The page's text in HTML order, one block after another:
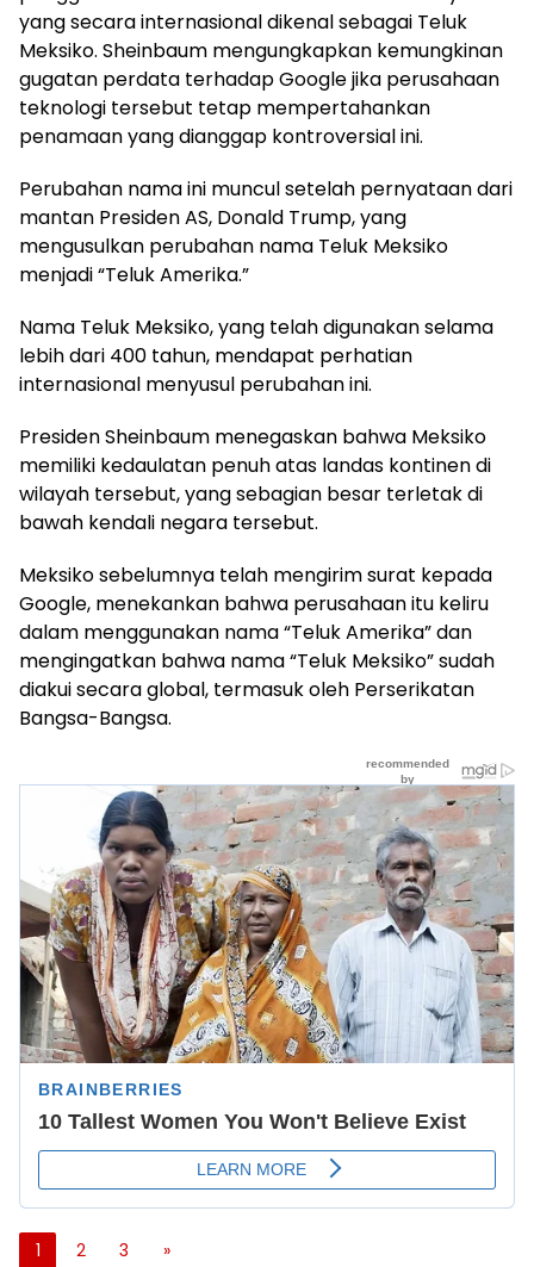
yang secara internasional dikenal sebagai Teluk
Meksiko. Sheinbaum mengungkapkan kemungkinan
gugatan perdata terhadap Google jika perusahaan
teknologi tersebut tetap mempertahankan
penamaan yang dianggap kontroversial ini.
Perubahan nama ini muncul setelah pernyataan dari
mantan Presiden AS, Donald Trump, yang
mengusulkan perubahan nama Teluk Meksiko
menjadi “Teluk Amerika.”
Nama Teluk Meksiko, yang telah digunakan selama
lebih dari 400 tahun, mendapat perhatian
internasional menyusul perubahan ini.
Presiden Sheinbaum menegaskan bahwa Meksiko
memiliki kedaulatan penuh atas landas kontinen di
wilayah tersebut, yang sebagian besar terletak di
bawah kendali negara tersebut.
Meksiko sebelumnya telah mengirim surat kepada
Google, menekankan bahwa perusahaan itu keliru
dalam menggunakan nama “Teluk Amerika” dan
mengingatkan bahwa nama “Teluk Meksiko” sudah
diakui secara global, termasuk oleh Perserikatan
Bangsa-Bangsa.
1 2 3 »